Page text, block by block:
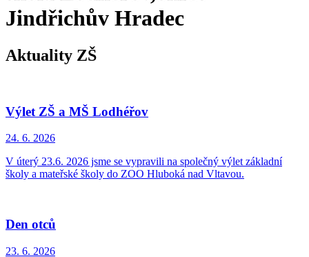
Jindřichův Hradec
Aktuality ZŠ
Výlet ZŠ a MŠ Lodhéřov
24. 6. 2026
V úterý 23.6. 2026 jsme se vypravili na společný výlet základní
školy a mateřské školy do ZOO Hluboká nad Vltavou.
Den otců
23. 6. 2026